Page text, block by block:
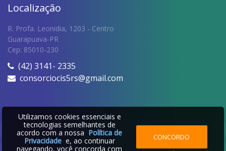
Localização
R. Profa. Leonidia, 1203 - Centro
Guarapuava-PR
Cep: 85010-230
(42) 3141- 2335
consorciocis5rs@gmail.com
Utilizamos cookies essenciais e
tecnologias semelhantes de
acordo com a nossa Política de
Privacidadee, ao continuar
navegando, você concorda com
CONCORDO